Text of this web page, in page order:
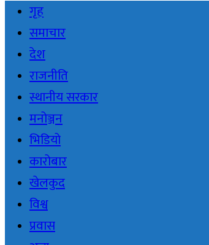
गृह
समाचार
देश
राजनीति
स्थानीय सरकार
मनोञ्जन
भिडियो
कारोबार
खेलकुद
विश्व
प्रवास